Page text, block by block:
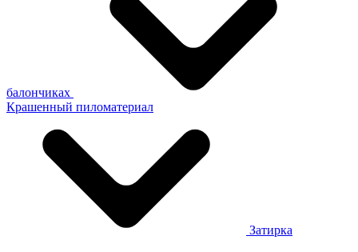
балончиках
Крашенный пиломатериал
Затирка